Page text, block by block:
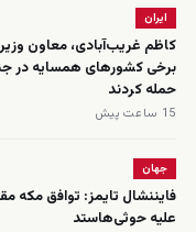
ایران
کاظم غریب‌آبادی، معاون
برخی کشورهای همسایه در
حمله کردند
15 ساعت پیش
جهان
فایننشال تایمز: توافق مکه
علیه حوثی‌هاستد